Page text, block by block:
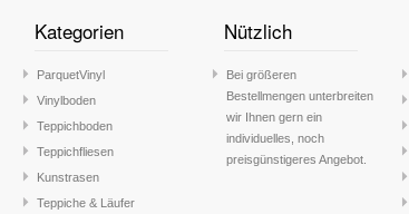
Kategorien
ParquetVinyl
Vinylboden
Teppichboden
Teppichfliesen
Kunstrasen
Teppiche & Läufer
Nützlich
Bei größeren
Bestellmengen unterbreiten
wir Ihnen gern ein
individuelles, noch
preisgünstigeres Angebot.